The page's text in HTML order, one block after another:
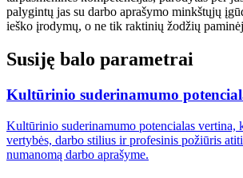
palygintų jas su darbo aprašymo minkštųjų
ieško įrodymų, o ne tik raktinių žodžių
Susiję balo parametrai
Kultūrinio suderinamumo
Kultūrinio suderinamumo potencialas vertina,
vertybės, darbo stilius ir profesinis požiūris
numanomą darbo aprašyme.